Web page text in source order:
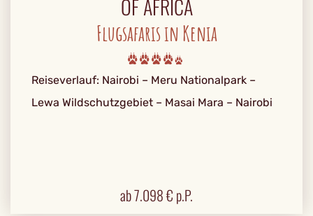
OF AFRICA
Flugsafaris in Kenia
Reiseverlauf: Nairobi – Meru Nationalpark –
Lewa Wildschutzgebiet – Masai Mara – Nairobi
ab7.098€ p.P.